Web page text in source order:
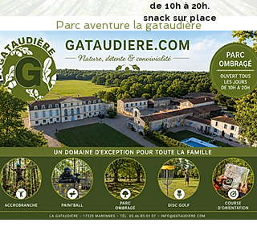
de 10h à 20h.
snack sur place
Parc aventure la gataudière